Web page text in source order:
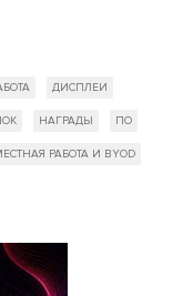
ДИСПЛЕИ
НАГРАДЫ ПО
РАБОТА И BYOD